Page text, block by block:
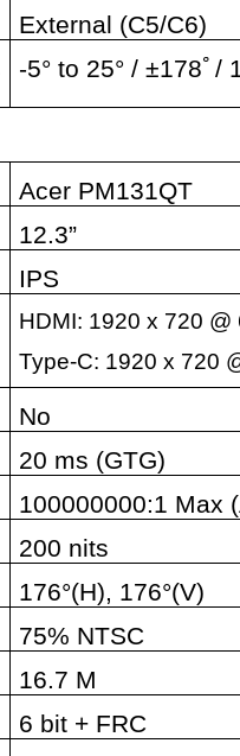
External (C5/C6)
-5° to 25° / ±178ﾟ/
Acer PM131QT
12.3”
IPS
HDMI: 1920 x 720 @
Type-C: 1920 x 720
No
20 ms (GTG)
100000000:1 Max
200 nits
176°(H), 176°(V)
75% NTSC
16.7 M
6 bit + FRC